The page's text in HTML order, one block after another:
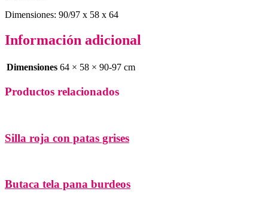
Dimensiones: 90/97 x 58 x 64
Información adicional
Dimensiones 64 × 58 × 90-97 cm
Productos relacionados
Silla roja con patas grises
Butaca tela pana burdeos